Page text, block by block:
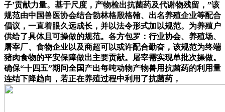
子’贡献力量。基于尺度，产物检出抗菌药及代谢物残留，”该
规范由中国兽医协会结合勃林格殷格翰、出名养殖企业等配合
倡议，一直着眼久远成长，并以法令形式加以规范。为养殖户
供给了具体且可操做的规范。各方包罗：行业协会、养殖场、
屠宰厂、食物企业以及商超可以或许配合勤奋，该规范为终端
猪肉食物的平安保障做出主要贡献。屠宰需实现单批次操做。
确保“十四五”期间全国产出每吨动物产物兽用抗菌药的利用量
连结下降趋向，若正在养殖过程中利用了抗菌药，